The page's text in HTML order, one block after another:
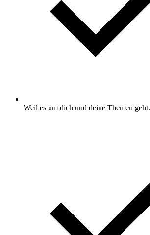
Weil es um dich und deine Themen geht.